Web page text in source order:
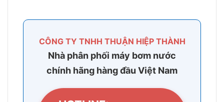
CÔNG TY TNHH THUẬN HIỆP THÀNH
Nhà phân phối máy bơm nước
chính hãng hàng đầu Việt Nam